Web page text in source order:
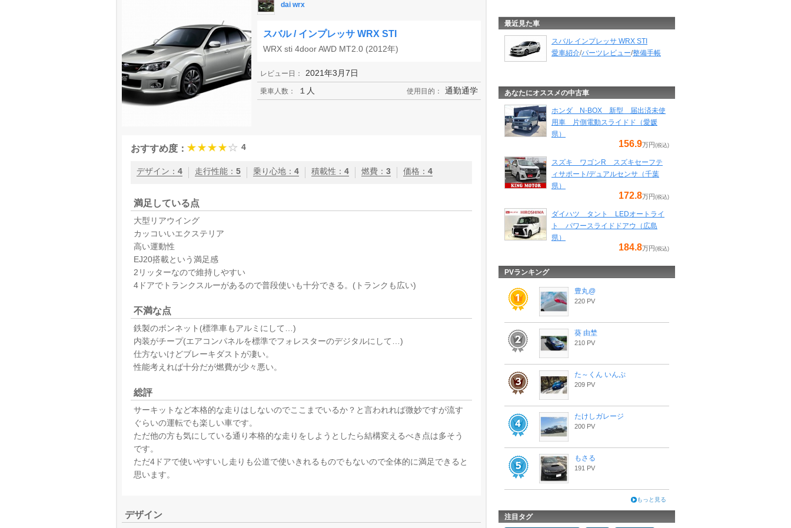
dai wrx
スバル / インプレッサ WRX STI
WRX sti 4door AWD MT2.0 (2012年)
レビュー日： 2021年3月7日
乗車人数： １人 使用目的： 通勤通学
おすすめ度： 4
デザイン ： 4 走行性能 ： 5 乗り心地 ： 4 積載性 ： 4 燃費 ： 3 価格 ： 4
満足している点
大型リアウイング
カッコいいエクステリア
高い運動性
EJ20搭載という満足感
2リッターなので維持しやすい
4ドアでトランクスルーがあるので普段使いも十分できる。(トランクも広い)
不満な点
鉄製のボンネット(標準車もアルミにして…)
内装がチープ(エアコンパネルを標準でフォレスターのデジタルにして…)
仕方ないけどブレーキダストが凄い。
性能考えれば十分だが燃費が少々悪い。
総評
サーキットなど本格的な走りはしないのでここまでいるか？と言われれば微妙ですが流す
ぐらいの運転でも楽しい車です。
ただ他の方も気にしている通り本格的な走りをしようとしたら結構変えるべき点は多そう
です。
ただ4ドアで使いやすいし走りも公道で使いきれるものでもないので全体的に満足できると
思います。
デザイン
最近見た車
スバル インプレッサ WRX STI
愛車紹介/パーツレビュー/整備手帳
あなたにオススメの中古車
ホンダ N-BOX 新型 届出済未使
用車 片側電動スライドド（愛媛
県）
156.9万円 (税込)
スズキ ワゴンR スズキセーフテ
ィサポート/デュアルセンサ（千葉
県）
172.8万円 (税込)
ダイハツ タント LEDオートライ
ト パワースライドドアウ（広島
県）
184.8万円 (税込)
PVランキング
豊丸@
220 PV
葵 由埜
210 PV
た～くん いんぷ
209 PV
たけしガレージ
200 PV
もさる
191 PV
もっと見る
注目タグ